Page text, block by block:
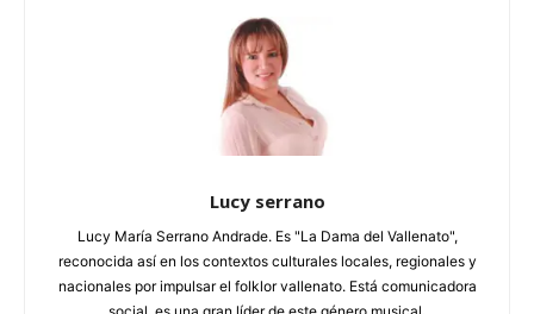
Lucy serrano
Lucy María Serrano Andrade. Es "La Dama del Vallenato",
reconocida así en los contextos culturales locales, regionales y
nacionales por impulsar el folklor vallenato. Está comunicadora